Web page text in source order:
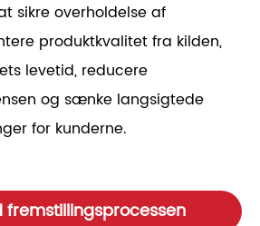
sikre overholdelse af
produktkvalitet fra kilden,
levetid, reducere
og sænke langsigtede
for kunderne.
fremstillingsprocessen